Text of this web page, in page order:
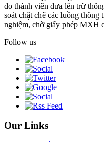
do thành viên đưa lên trừ
soát chặt chẽ các luồng thông
nghiệm, chờ giấy phép MXH
Follow us
Our Links